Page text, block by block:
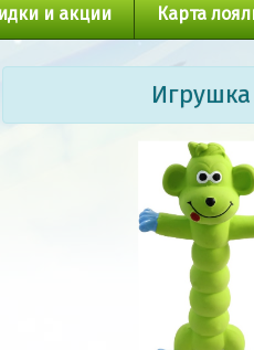
и акции Карта
Игрушка